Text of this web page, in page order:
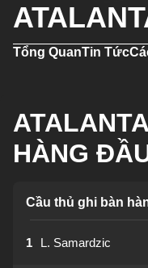
Tổng QuanTin Tức
HÀNG
Cầu thủ ghi bàn
1 L. Samardzic